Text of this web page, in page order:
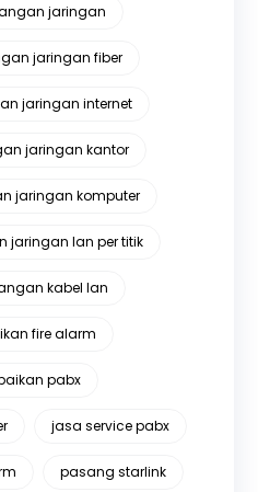
jaringan
jaringan fiber
jaringan internet
jaringan kantor
jaringan komputer
jaringan lan per titik
kabel lan
fire alarm
pabx
jasa service pabx
pasang starlink